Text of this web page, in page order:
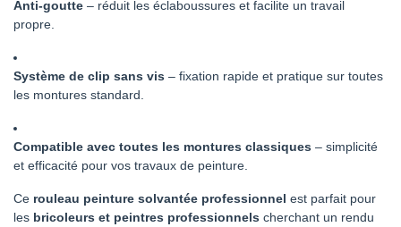
Anti-goutte – réduit les éclaboussures et facilite un travail
propre.
Système de clip sans vis – fixation rapide et pratique sur toutes
les montures standard.
Compatible avec toutes les montures classiques – simplicité
et efficacité pour vos travaux de peinture.
Ce rouleau peinture solvantée professionnel est parfait pour
les bricoleurs et peintres professionnels cherchant un rendu